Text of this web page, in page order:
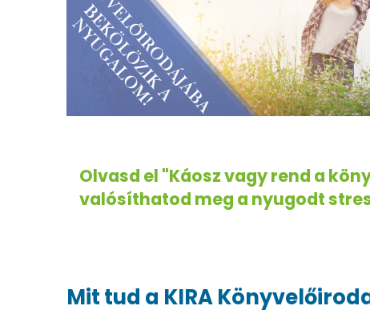
Olvasd el "Káosz vagy rend a
valósíthatod meg a nyugodt
Mit tud a KIRA